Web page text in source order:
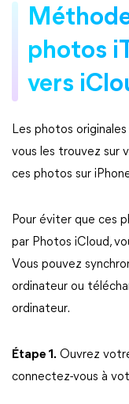
photos
vers
Les photos
vous les trouvez sur
ces photos sur
Pour éviter que ces
par Photos iCloud,
Vous pouvez
ordinateur ou
ordinateur.
Étape 1. Ouvrez
connectez-vous à